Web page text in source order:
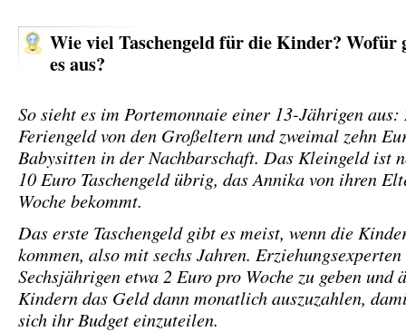
Wie viel Taschengeld für die Kinder? Wofür
es aus?
So sieht es im Portemonnaie einer 13-Jährigen aus:
Feriengeld von den Großeltern und zweimal zehn
Babysitten in der Nachbarschaft. Das Kleingeld ist
10 Euro Taschengeld übrig, das Annika von ihren
Woche bekommt.
Das erste Taschengeld gibt es meist, wenn die
kommen, also mit sechs Jahren.
Sechsjährigen etwa 2 Euro pro Woche zu geben und
Kindern das Geld dann monatlich auszuzahlen,
sich ihr Budget einzuteilen.